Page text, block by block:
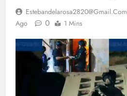
Estebandelarosa2820@gmail.com
Ago
0 1 Mins